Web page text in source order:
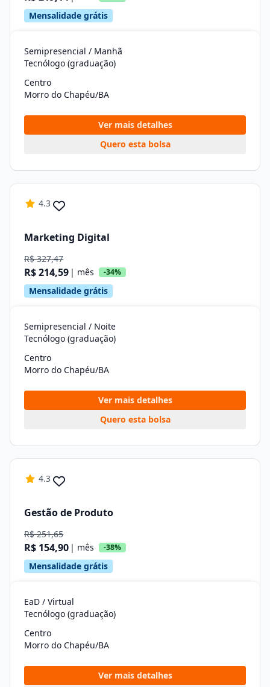
Mensalidade grátis
Semipresencial / Manhã
Tecnólogo (graduação)
Centro
Morro do Chapéu/BA
Ver mais detalhes
Quero esta bolsa
4.3
Marketing Digital
R$ 327,47
R$ 214,59 | mês -34%
Mensalidade grátis
Semipresencial / Noite
Tecnólogo (graduação)
Centro
Morro do Chapéu/BA
Ver mais detalhes
Quero esta bolsa
4.3
Gestão de Produto
R$ 251,65
R$ 154,90 | mês -38%
Mensalidade grátis
EaD / Virtual
Tecnólogo (graduação)
Centro
Morro do Chapéu/BA
Ver mais detalhes